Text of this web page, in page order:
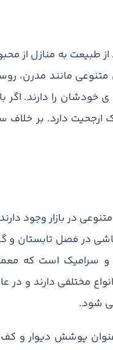
به منازل از
مانند مدرن،
را دارند.
دارد. بر خلاف
در بازار وجود
فصل تابستان و
و سرامیک است که
مختلفی دارند و در
شود.
پوشش دیوار و